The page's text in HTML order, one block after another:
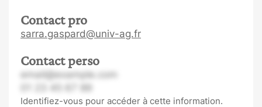
Contact pro
sarra.gaspard@univ-ag.fr
Contact perso
email@example.com
Identifiez-vous pour accéder à cette information.